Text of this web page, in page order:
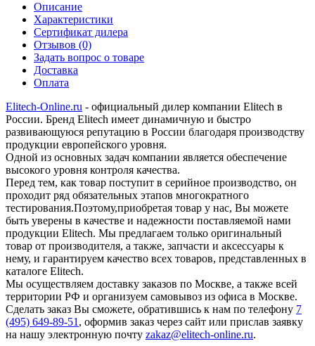
Описание
Характеристики
Сертификат дилера
Отзывов (0)
Задать вопрос о товаре
Доставка
Оплата
Elitech-Online.ru - официальный дилер компании Elitech в
России. Бренд Elitech имеет динамичную и быстро
развивающуюся репутацию в России благодаря производству
продукции европейского уровня.
Одной из основных задач компании является обеспечение
высокого уровня контроля качества.
Перед тем, как товар поступит в серийное производство, он
проходит ряд обязательных этапов многократного
тестирования.Поэтому,приобретая товар у нас, Вы можете
быть уверены в качестве и надежности поставляемой нами
продукции Elitech. Мы предлагаем только оригинальный
товар от производителя, а также, запчасти и аксессуары к
нему, и гарантируем качество всех товаров, представленных в
каталоге Elitech.
Мы осуществляем доставку заказов по Москве, а также всей
территории РФ и организуем самовывоз из офиса в Москве.
Сделать заказ Вы сможете, обратившись к нам по телефону 7
(495) 649-89-51 , оформив заказ через сайт или прислав заявку
на нашу электронную почту zakaz@elitech-online.ru.